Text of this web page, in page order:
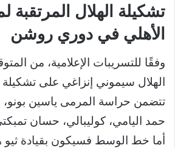
تشكيلة الهلال المرتقبة
الأهلي في دوري روشن
وفقًا للتسريبات الإعلامية، من
الهلال سيموني إنزاغي على تشكيلة
تتضمن حراسة المرمى ياسين
حمد اليامي، كوليبالي، حسان
أما خط الوسط فسيكون بقيادة ثيو